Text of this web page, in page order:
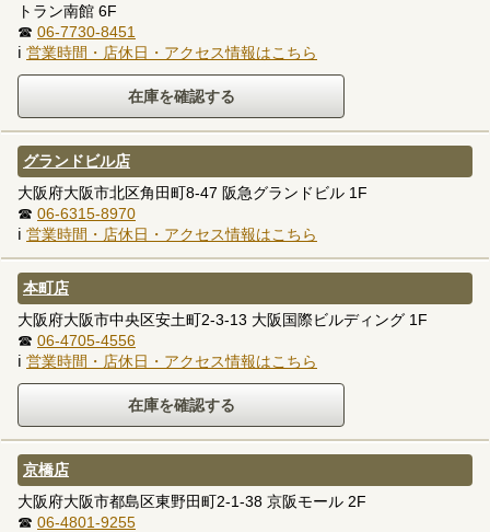
トラン南館 6F
☎ 06-7730-8451
ℹ 営業時間・店休日・アクセス情報はこちら
グランドビル店
大阪府大阪市北区角田町8-47 阪急グランドビル 1F
☎ 06-6315-8970
ℹ 営業時間・店休日・アクセス情報はこちら
本町店
大阪府大阪市中央区安土町2-3-13 大阪国際ビルディング 1F
☎ 06-4705-4556
ℹ 営業時間・店休日・アクセス情報はこちら
京橋店
大阪府大阪市都島区東野田町2-1-38 京阪モール 2F
☎ 06-4801-9255